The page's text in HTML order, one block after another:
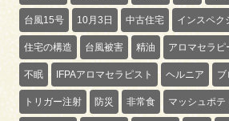
台風15号 10月3日 中古住宅 インスペク
住宅の構造 台風被害 精油 アロマセラピ
不眠 IFPAアロマセラピスト ヘルニア ブ
トリガー注射 防災 非常食 マッシュポテ